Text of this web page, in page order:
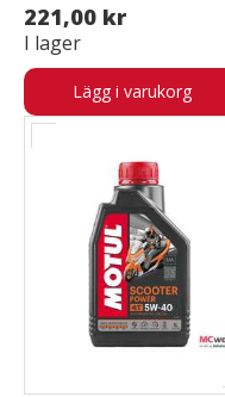
221,00 kr
I lager
Lägg i varukorg